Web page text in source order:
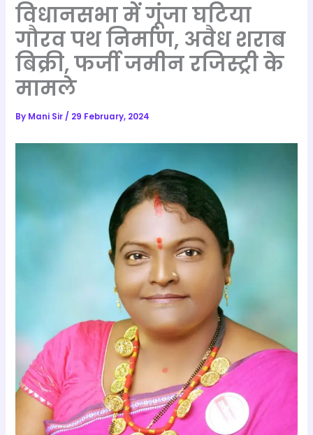
विधानसभा में गूंजा घटिया
गौरव पथ निर्माण, अवैध शराब
बिक्री, फर्जी जमीन रजिस्ट्री के
मामले
By Mani Sir/ 29 February, 2024